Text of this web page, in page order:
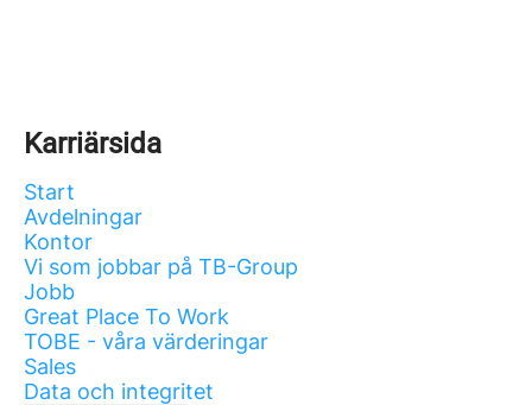
Karriärsida
Start
Avdelningar
Kontor
Vi som jobbar på TB-Group
Jobb
Great Place To Work
TOBE - våra värderingar
Sales
Data och integritet